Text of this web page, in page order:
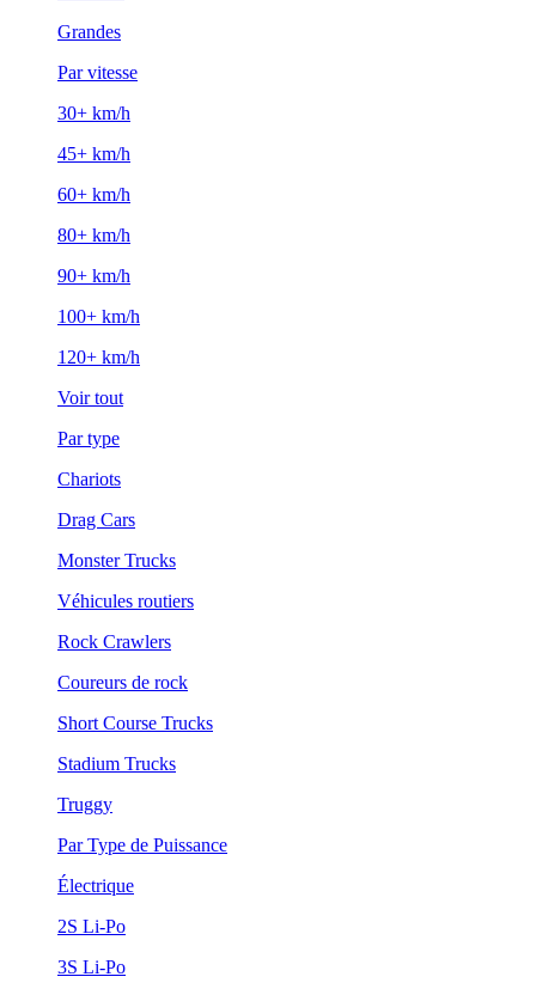
Grandes
Par vitesse
30+ km/h
45+ km/h
60+ km/h
80+ km/h
90+ km/h
100+ km/h
120+ km/h
Voir tout
Par type
Chariots
Drag Cars
Monster Trucks
Véhicules routiers
Rock Crawlers
Coureurs de rock
Short Course Trucks
Stadium Trucks
Truggy
Par Type de Puissance
Électrique
2S Li-Po
3S Li-Po